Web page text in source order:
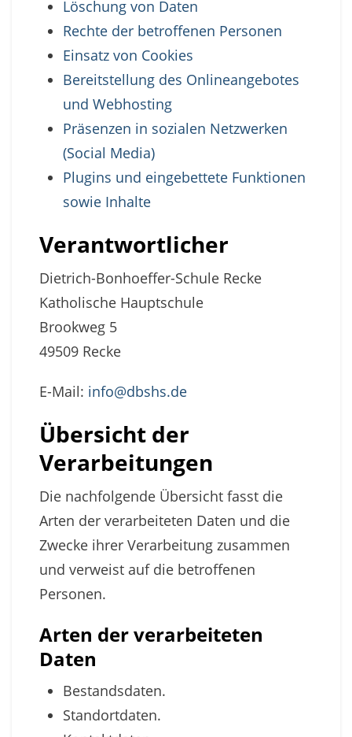
Löschung von Daten
Rechte der betroffenen Personen
Einsatz von Cookies
Bereitstellung des Onlineangebotes
und Webhosting
Präsenzen in sozialen Netzwerken
(Social Media)
Plugins und eingebettete Funktionen
sowie Inhalte
Verantwortlicher
Dietrich-Bonhoeffer-Schule Recke
Katholische Hauptschule
Brookweg 5
49509 Recke
E-Mail: info@dbshs.de
Übersicht der
Verarbeitungen
Die nachfolgende Übersicht fasst die
Arten der verarbeiteten Daten und die
Zwecke ihrer Verarbeitung zusammen
und verweist auf die betroffenen
Personen.
Arten der verarbeiteten
Daten
Bestandsdaten.
Standortdaten.